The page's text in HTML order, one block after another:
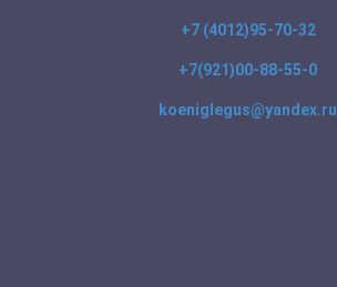
+7 (4012)95-70-32
+7(921)00-88-55-0
koeniglegus@yandex.ru